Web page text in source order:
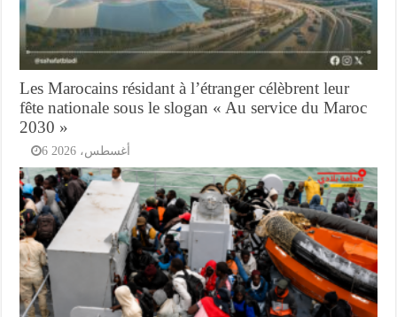
Les Marocains résidant à l’étranger célèbrent leur
fête nationale sous le slogan « Au service du Maroc
2030 »
6 أغسطس، 2026